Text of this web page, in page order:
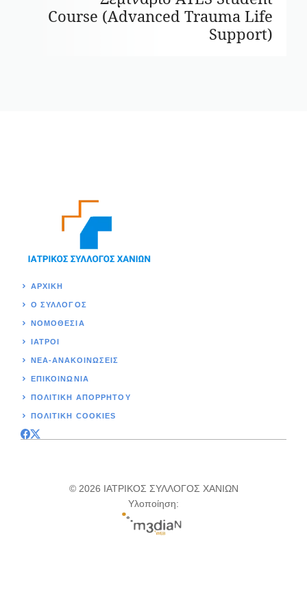
Course (Advanced Trauma Life
Support)
ΑΡΧΙΚΉ
Ο ΣΥΛΛΟΓΟΣ
ΝΟΜΟΘΕΣΊΑ
ΙΑΤΡΟΙ
ΝΕΑ-ΑΝΑΚΟΙΝΩΣΕΙΣ
ΕΠΙΚΟΙΝΩΝΊΑ
ΠΟΛΙΤΙΚΉ ΑΠΟΡΡΗΤΟΥ
ΠΟΛΙΤΙΚΗ COOKIES
© 2026 ΙΑΤΡΙΚΟΣ ΣΥΛΛΟΓΟΣ ΧΑΝΙΩΝ
Υλοποίηση: